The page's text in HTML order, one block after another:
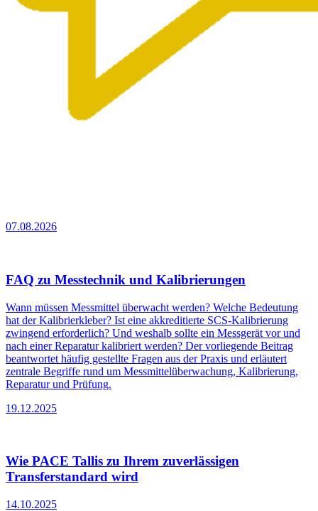
07.08.2026
FAQ zu Messtechnik und Kalibrierungen
Wann müssen Messmittel überwacht werden? Welche Bedeutung
hat der Kalibrierkleber? Ist eine akkreditierte SCS-Kalibrierung
zwingend erforderlich? Und weshalb sollte ein Messgerät vor und
nach einer Reparatur kalibriert werden? Der vorliegende Beitrag
beantwortet häufig gestellte Fragen aus der Praxis und erläutert
zentrale Begriffe rund um Messmittelüberwachung, Kalibrierung,
Reparatur und Prüfung.
19.12.2025
Wie PACE Tallis zu Ihrem zuverlässigen
Transferstandard wird
14.10.2025